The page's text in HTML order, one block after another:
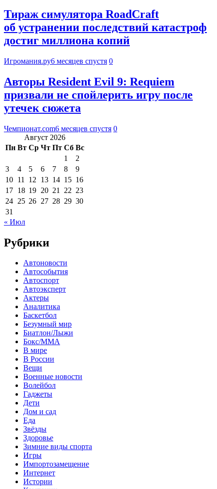
Тираж симулятора RoadCraft
об устранении последствий катастроф
достиг миллиона копий
Игромания.ру6 месяцев спустя 0
Авторы Resident Evil 9: Requiem
призвали не спойлерить игру после
утечек сюжета
Чемпионат.com6 месяцев спустя 0
Август 2026
Пн Вт Ср Чт Пт Сб Вс
1
2
3
4 5 6 7 8
9
10 11 12 13 14 15 16
17 18 19 20 21 22 23
24 25 26 27 28 29 30
31
« Июл
Рубрики
Автоновости
Автособытия
Автоспорт
Автоэксперт
Актеры
Аналитика
Баскетбол
Безумный мир
Биатлон/Лыжи
Бокс/MMA
В мире
В России
Вещи
Военные новости
Волейбол
Гаджеты
Дети
Дом и сад
Еда
Звёзды
Здоровье
Зимние виды спорта
Игры
Импортозамещение
Интернет
Истории